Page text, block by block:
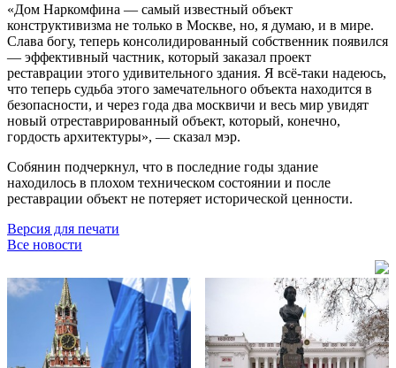
«Дом Наркомфина — самый известный объект
конструктивизма не только в Москве, но, я думаю, и в мире.
Слава богу, теперь консолидированный собственник появился
— эффективный частник, который заказал проект
реставрации этого удивительного здания. Я всё-таки надеюсь,
что теперь судьба этого замечательного объекта находится в
безопасности, и через года два москвичи и весь мир увидят
новый отреставрированный объект, который, конечно,
гордость архитектуры», — сказал мэр.
Собянин подчеркнул, что в последние годы здание
находилось в плохом техническом состоянии и после
реставрации объект не потеряет исторической ценности.
Версия для печати
Все новости